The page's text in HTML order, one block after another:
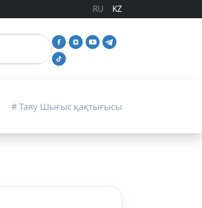
RU KZ
# Таяу Шығыс қақтығысы